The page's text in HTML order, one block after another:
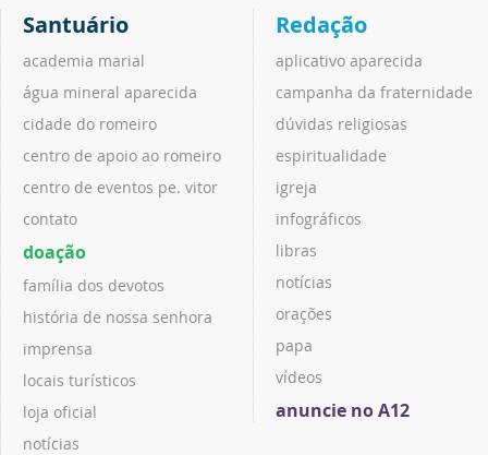
Santuário
academia marial
água mineral aparecida
cidade do romeiro
centro de apoio ao romeiro
centro de eventos pe. vitor
contato
doação
família dos devotos
história de nossa senhora
imprensa
locais turísticos
loja oficial
notícias
Redação
aplicativo aparecida
campanha da fraternidade
dúvidas religiosas
espiritualidade
igreja
infográficos
libras
notícias
orações
papa
vídeos
anuncie no A12